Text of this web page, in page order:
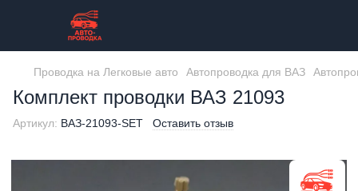
Проводка на Легковые авто Автопроводка для ВАЗ
Комплект проводки ВАЗ 21093
Артикул: ВАЗ-21093-SET Оставить отзыв